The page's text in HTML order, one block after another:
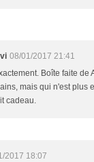
08/01/2017 21:41
Boîte faite de
mais qui n'est plus
cadeau.
2017 18:07